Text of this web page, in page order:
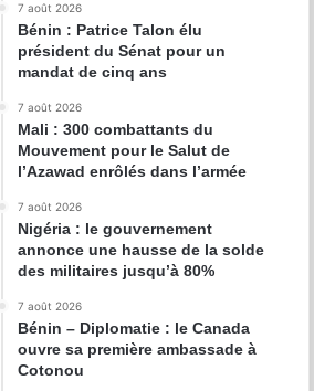
7 août 2026
Bénin : Patrice Talon élu
président du Sénat pour un
mandat de cinq ans
7 août 2026
Mali : 300 combattants du
Mouvement pour le Salut de
l’Azawad enrôlés dans l’armée
7 août 2026
Nigéria : le gouvernement
annonce une hausse de la solde
des militaires jusqu’à 80%
7 août 2026
Bénin – Diplomatie : le Canada
ouvre sa première ambassade à
Cotonou